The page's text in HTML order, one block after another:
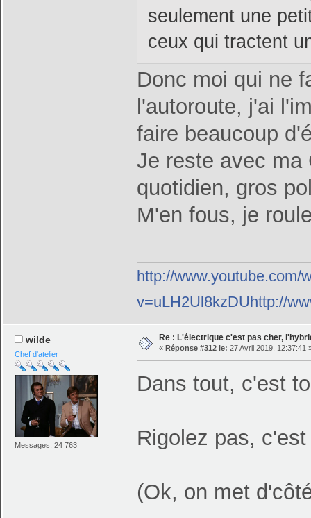
seulement une
ceux qui tractent
Donc moi qui ne
l'autoroute, j'ai
faire beaucoup
Je reste avec ma
quotidien, gros
M'en fous, je
http://www.youtube.com/
v=uLH2Ul8kzDUhttp://
wilde
Chef d'atelier
Messages: 24 763
Re : L'électrique c'est pas cher,
« Réponse #312 le: 27 Avril 2019, 12:37:41
Dans tout, c'est
Rigolez pas,
(Ok, on met